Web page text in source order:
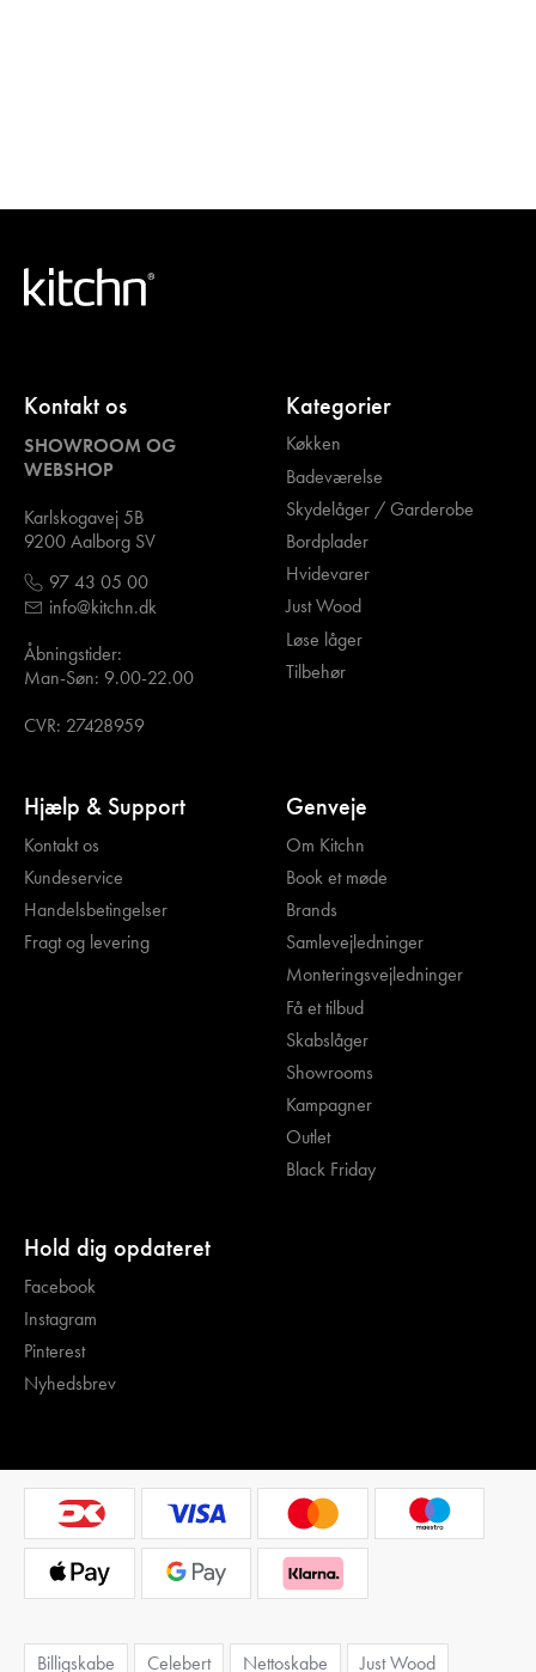
Kontakt os
SHOWROOM OG
WEBSHOP
Karlskogavej 5B
9200 Aalborg SV
97 43 05 00
info@kitchn.dk
Åbningstider:
Man-Søn: 9.00-22.00
CVR: 27428959
Kategorier
Køkken
Badeværelse
Skydelåger / Garderobe
Bordplader
Hvidevarer
Just Wood
Løse låger
Tilbehør
Hjælp & Support
Kontakt os
Kundeservice
Handelsbetingelser
Fragt og levering
Genveje
Om Kitchn
Book et møde
Brands
Samlevejledninger
Monteringsvejledninger
Få et tilbud
Skabslåger
Showrooms
Kampagner
Outlet
Black Friday
Hold dig opdateret
Facebook
Instagram
Pinterest
Nyhedsbrev
Billigskabe Celebert Nettoskabe Just Wood